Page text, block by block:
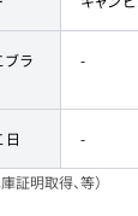
ブラ
-
日 -
証明取得、等）